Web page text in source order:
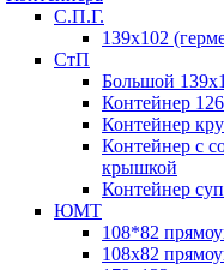
С.П.Г.
139х102
СтП
Большой
Контейнер 126
Контейнер
Контейнер с
крышкой
Контейнер
ЮМТ
108*82
108х82